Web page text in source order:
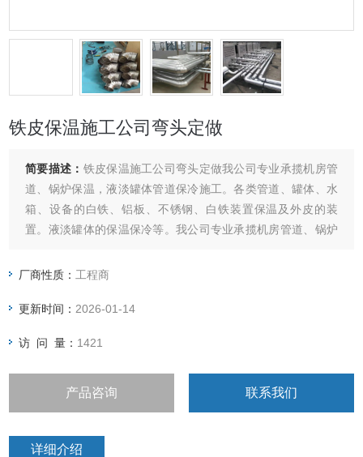
铁皮保温施工公司弯头定做
简要描述： 铁皮保温施工公司弯头定做我公司专业承揽机房管
道、锅炉保温，液淡罐体管道保冷施工。各类管道、罐体、水
箱、设备的白铁、铝板、不锈钢、白铁装置保温及外皮的装
置。液淡罐体的保温保冷等。我公司专业承揽机房管道、锅炉
的白铁、铝板、不锈钢、白铁装置保温及外皮的装置。液淡罐
厂商性质： 工程商
更新时间： 2026-01-14
访 问 量： 1421
产品咨询 联系我们
详细介绍